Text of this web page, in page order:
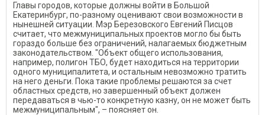
Главы городов, которые должны войти в Большой
Екатеринбург, по-разному оценивают свои возможности в
нынешней ситуации. Мэр Березовского Евгений Писцов
считает, что межмуниципальных проектов могло бы быть
гораздо больше без ограничений, налагаемых бюджетным
законодательством. "Объект общего использования,
например, полигон ТБО, будет находиться на территории
одного муниципалитета, и остальным невозможно тратить
на него деньги. Пока такие проблемы решаются за счет
областных средств, но завершенный объект должен
передаваться в чью-то конкретную казну, он не может быть
межмуниципальным", – поясняет он.